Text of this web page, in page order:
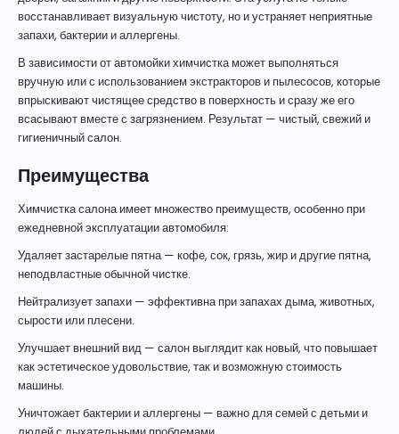
восстанавливает визуальную чистоту, но и устраняет неприятные
запахи, бактерии и аллергены.
В зависимости от автомойки химчистка может выполняться
вручную или с использованием экстракторов и пылесосов, которые
впрыскивают чистящее средство в поверхность и сразу же его
всасывают вместе с загрязнением. Результат — чистый, свежий и
гигиеничный салон.
Преимущества
Химчистка салона имеет множество преимуществ, особенно при
ежедневной эксплуатации автомобиля:
Удаляет застарелые пятна — кофе, сок, грязь, жир и другие пятна,
неподвластные обычной чистке.
Нейтрализует запахи — эффективна при запахах дыма, животных,
сырости или плесени.
Улучшает внешний вид — салон выглядит как новый, что повышает
как эстетическое удовольствие, так и возможную стоимость
машины.
Уничтожает бактерии и аллергены — важно для семей с детьми и